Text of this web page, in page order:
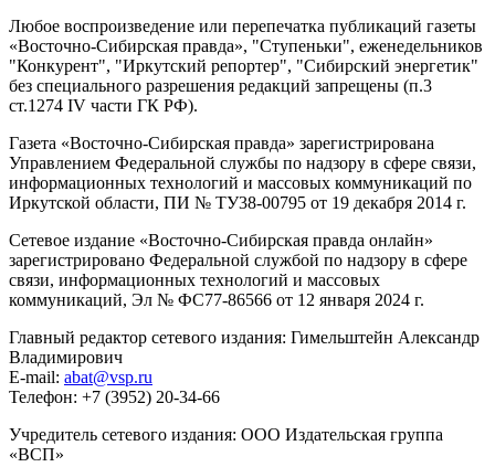
Любое воспроизведение или перепечатка публикаций газеты
«Восточно-Сибирская правда», "Ступеньки", еженедельников
"Конкурент", "Иркутский репортер", "Сибирский энергетик"
без специального разрешения редакций запрещены (п.3
ст.1274 IV части ГК РФ).
Газета «Восточно-Сибирская правда» зарегистрирована
Управлением Федеральной службы по надзору в сфере связи,
информационных технологий и массовых коммуникаций по
Иркутской области, ПИ № ТУ38-00795 от 19 декабря 2014 г.
Сетевое издание «Восточно-Сибирская правда онлайн»
зарегистрировано Федеральной службой по надзору в сфере
связи, информационных технологий и массовых
коммуникаций, Эл № ФС77-86566 от 12 января 2024 г.
Главный редактор сетевого издания: Гимельштейн Александр
Владимирович
E-mail: abat@vsp.ru
Телефон: +7 (3952) 20-34-66
Учредитель сетевого издания: ООО Издательская группа
«ВСП»